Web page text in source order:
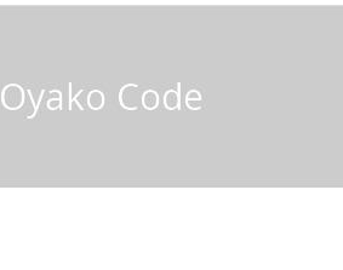
Oyako Code